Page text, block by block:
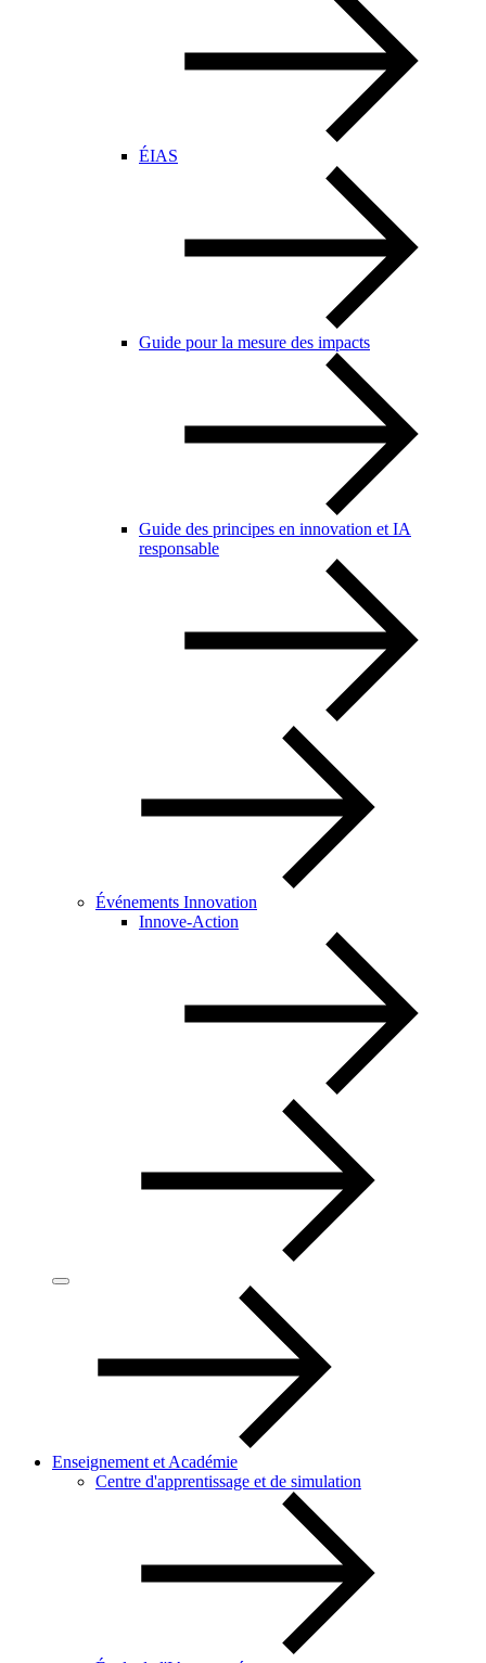
ÉIAS
Guide pour la mesure des impacts
Guide des principes en innovation et IA
responsable
Événements Innovation
Innove-Action
Enseignement et Académie
Centre d'apprentissage et de simulation